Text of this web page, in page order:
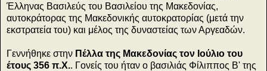
Έλληνας Βασιλεύς του Βασιλείου της Μακεδονίας,
αυτοκράτορας της Μακεδονικής αυτοκρατορίας (μετά την
εκστρατεία του) και μέλος της δυναστείας των Αργεαδών.
Γεννήθηκε στην Πέλλα της Μακεδονίας τον Ιούλιο του
έτους 356 π.Χ.. Γονείς του ήταν ο βασιλιάς Φίλιππος Β' της